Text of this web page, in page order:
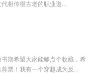
相传很古老的职业道...
期希望大家能够点个收藏，希
票！我有一个穿越成为反...